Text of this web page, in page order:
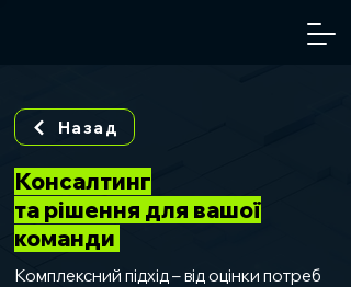
Назад
Консалтинг
та рішення для вашої
команди
Комплексний підхід – від оцінки потреб